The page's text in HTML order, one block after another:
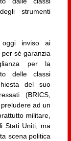
strumenti
oggi inviso ai
per sé garanzia
per la
delle classi
del suo
(BRICS,
ad un
militare,
Stati Uniti, ma
scena politica